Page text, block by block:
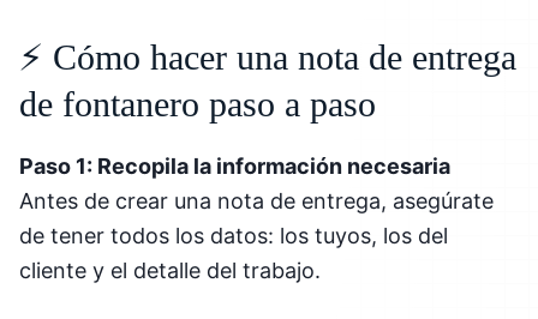
⚡ Cómo hacer una nota de entrega
de fontanero paso a paso
Paso 1: Recopila la información necesaria
Antes de crear una nota de entrega, asegúrate
de tener todos los datos: los tuyos, los del
cliente y el detalle del trabajo.